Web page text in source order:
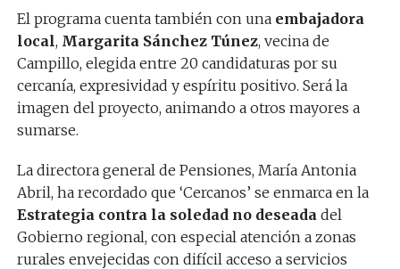
El programa cuenta también con una embajadora
local, Margarita Sánchez Túnez, vecina de
Campillo, elegida entre 20 candidaturas por su
cercanía, expresividad y espíritu positivo. Será la
imagen del proyecto, animando a otros mayores a
sumarse.
La directora general de Pensiones, María Antonia
Abril, ha recordado que ‘Cercanos’ se enmarca en la
Estrategia contra la soledad no deseadadel
Gobierno regional, con especial atención a zonas
rurales envejecidas con difícil acceso a servicios